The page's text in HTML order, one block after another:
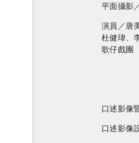
平面攝影
演員／唐
杜健瑋、
歌仔戲團
口述影像
口述影像